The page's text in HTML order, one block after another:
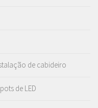
de cabideiro
de LED